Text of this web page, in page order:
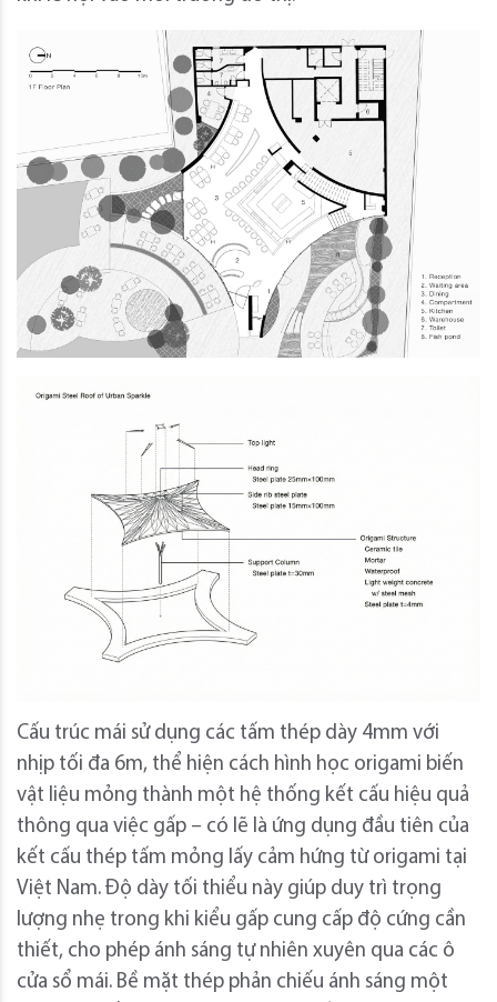
Cấu trúc mái sử dụng các tấm thép dày 4mm với
nhịp tối đa 6m, thể hiện cách hình học origami biến
vật liệu mỏng thành một hệ thống kết cấu hiệu quả
thông qua việc gấp – có lẽ là ứng dụng đầu tiên của
kết cấu thép tấm mỏng lấy cảm hứng từ origami tại
Việt Nam. Độ dày tối thiểu này giúp duy trì trọng
lượng nhẹ trong khi kiểu gấp cung cấp độ cứng cần
thiết, cho phép ánh sáng tự nhiên xuyên qua các ô
cửa sổ mái. Bề mặt thép phản chiếu ánh sáng một